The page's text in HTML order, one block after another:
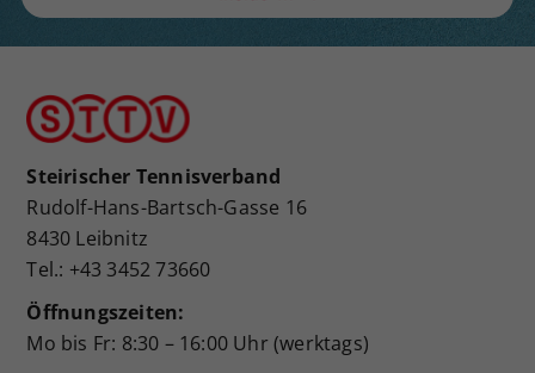
Steirischer Tennisverband
Rudolf-Hans-Bartsch-Gasse 16
8430 Leibnitz
Tel.: +43 3452 73660
Öffnungszeiten:
Mo bis Fr: 8:30 – 16:00 Uhr (werktags)